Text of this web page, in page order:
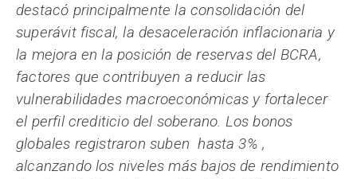
destacó principalmente la consolidación del
superávit fiscal, la desaceleración inflacionaria y
la mejora en la posición de reservas del BCRA,
factores que contribuyen a reducir las
vulnerabilidades macroeconómicas y fortalecer
el perfil crediticio del soberano. Los bonos
globales registraron suben hasta 3% ,
alcanzando los niveles más bajos de rendimiento